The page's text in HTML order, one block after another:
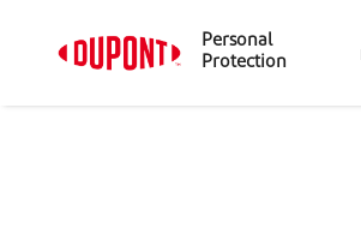
Personal
Protection